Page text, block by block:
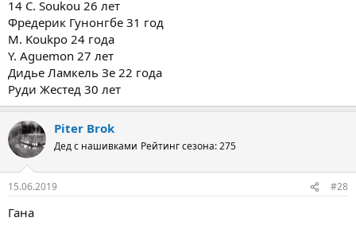
14 C. Soukou 26 лет
Фредерик Гунонгбе 31 год
M. Koukpo 24 года
Y. Aguemon 27 лет
Дидье Ламкель Зе 22 года
Руди Жестед 30 лет
Piter Brok
Дед с нашивками Рейтинг сезона: 275
15.06.2019 #28
Гана